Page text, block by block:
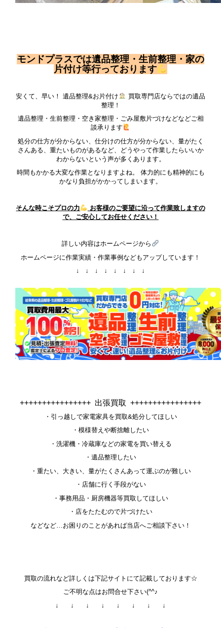
モンドプラスでは遺品整理・生前整理・家の
片付け等行っております
安くて、早い！ 遺品整理&お片付け
買取専門店ならではの遺品
整理！
遺品整理・生前整理・空き家整理・ごみ屋敷片づけなどなどご相
談承ります
処分の仕方が分からない、仕分けの仕方が分からない、量がたく
さんある、重たいものがあるなど、どうやって作業したらいいか
わからないという声が多くあります。
時間もかかる大変な作業となりますよね。 体力的にも精神的にも
かなり負担がかかってしまいます。
そんな時こそプロの力
お客様のご要望に沿って作業致しますの
で、ご安心してお任せください！
詳しい内容はホームページから
ホームページに作業実績・作業事例などもアップしています！
↓ ↓ ↓ ↓ ↓ ↓ ↓ ↓
++++++++++++++++ 出張買取 ++++++++++++++++
・引っ越しで家電家具を買取&処分してほしい
・模様替えや断捨離したい
・洗濯機・冷蔵庫などの家電を買い替える
・遺品整理したい
・重たい、大きい、量がたくさんあって運ぶのが難しい
・店舗に行く手段がない
・事務用品・厨房機器等買取してほしい
・店をたたむので片づけたい
などなど…お困りのことがあれば当店へご相談下さい！
買取の流れなど詳しくは下記サイトにて記載しております☆
ご不明な点はお問合せ下さい(^^♪
↓ ↓ ↓ ↓ ↓ ↓ ↓ ↓